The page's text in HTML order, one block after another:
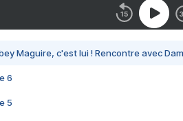
Maguire, c'est lui ! Rencontre avec
6
5